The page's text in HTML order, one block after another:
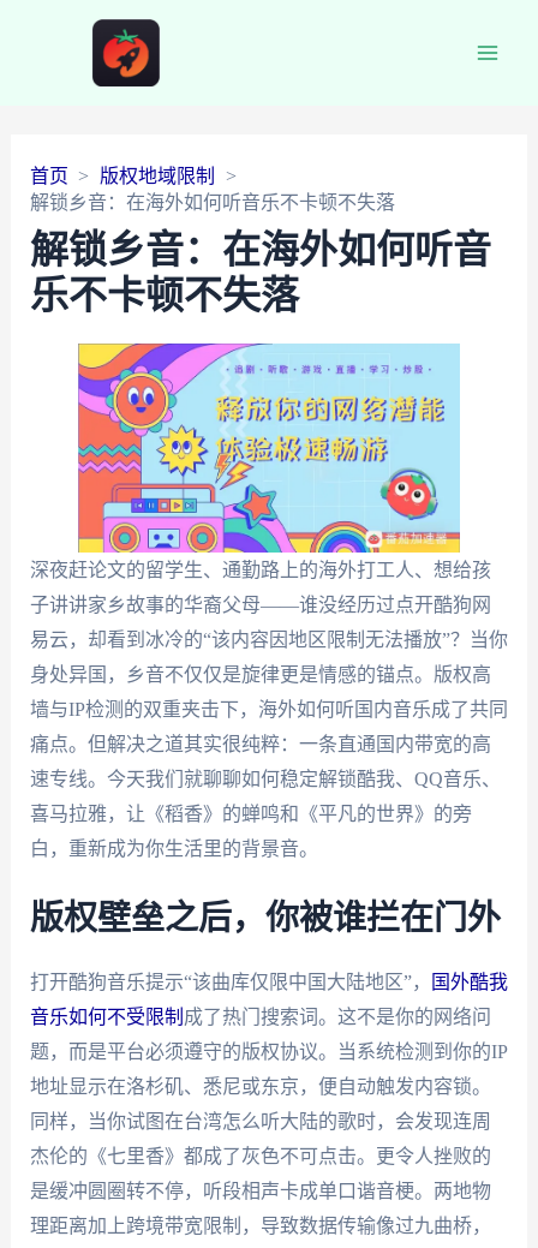
首页
版权地域限制
解锁乡音：在海外如何听音乐不卡顿不失落
解锁乡音：在海外如何听音
乐不卡顿不失落
深夜赶论文的留学生、通勤路上的海外打工人、想给孩
子讲讲家乡故事的华裔父母——谁没经历过点开酷狗网
易云，却看到冰冷的“该内容因地区限制无法播放”？当你
身处异国，乡音不仅仅是旋律更是情感的锚点。版权高
墙与IP检测的双重夹击下，海外如何听国内音乐成了共同
痛点。但解决之道其实很纯粹：一条直通国内带宽的高
速专线。今天我们就聊聊如何稳定解锁酷我、QQ音乐、
喜马拉雅，让《稻香》的蝉鸣和《平凡的世界》的旁
白，重新成为你生活里的背景音。
版权壁垒之后，你被谁拦在门外
打开酷狗音乐提示“该曲库仅限中国大陆地区”，
国外酷我
音乐如何不受限制 成了热门搜索词。这不是你的网络问
题，而是平台必须遵守的版权协议。当系统检测到你的IP
地址显示在洛杉矶、悉尼或东京，便自动触发内容锁。
同样，当你试图在台湾怎么听大陆的歌时，会发现连周
杰伦的《七里香》都成了灰色不可点击。更令人挫败的
是缓冲圆圈转不停，听段相声卡成单口谐音梗。两地物
理距离加上跨境带宽限制，导致数据传输像过九曲桥，